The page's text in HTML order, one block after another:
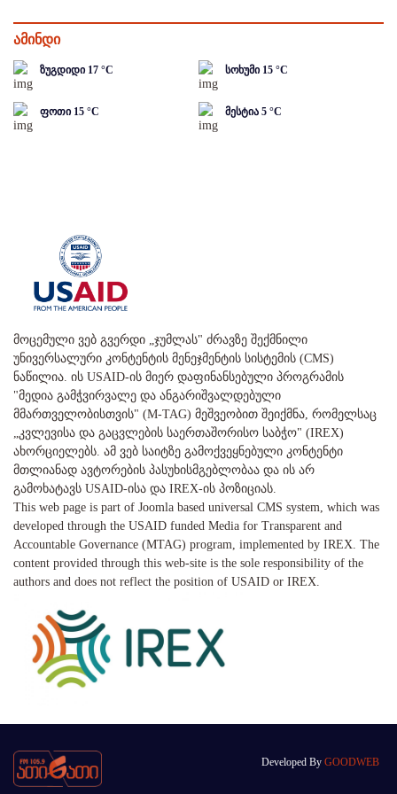
ამინდი
ზუგდიდი 17 °C სოხუმი 15 °C
ფოთი 15 °C მესტია 5 °C
მოცემული ვებ გვერდი „ჯუმლას" ძრავზე შექმნილი
უნივერსალური კონტენტის მენეჯმენტის სისტემის (CMS)
ნაწილია. ის USAID-ის მიერ დაფინანსებული პროგრამის
"მედია გამჭვირვალე და ანგარიშვალდებული
მმართველობისთვის" (M-TAG) მეშვეობით შეიქმნა, რომელსაც
„კვლევისა და გაცვლების საერთაშორისო საბჭო" (IREX)
ახორციელებს. ამ ვებ საიტზე გამოქვეყნებული კონტენტი
მთლიანად ავტორების პასუხისმგებლობაა და ის არ
გამოხატავს USAID-ისა და IREX-ის პოზიციას.
This web page is part of Joomla based universal CMS system, which was
developed through the USAID funded Media for Transparent and
Accountable Governance (MTAG) program, implemented by IREX. The
content provided through this web-site is the sole responsibility of the
authors and does not reflect the position of USAID or IREX.
Developed By GOODWEB